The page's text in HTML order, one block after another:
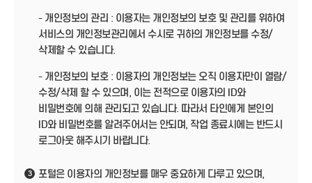
- 개인정보의 관리 : 이용자는 개인정보의 보호 및 관리를 위하여
서비스의 개인정보관리에서 수시로 귀하의 개인정보를 수정/
삭제할 수 있습니다.
- 개인정보의 보호 : 이용자의 개인정보는 오직 이용자만이 열람/
수정/삭제 할 수 있으며, 이는 전적으로 이용자의 ID와
비밀번호에 의해 관리되고 있습니다. 따라서 타인에게 본인의
ID와 비밀번호를 알려주어서는 안되며, 작업 종료시에는 반드시
로그아웃 해주시기 바랍니다.
3
포털은 이용자의 개인정보를 매우 중요하게 다루고 있으며,